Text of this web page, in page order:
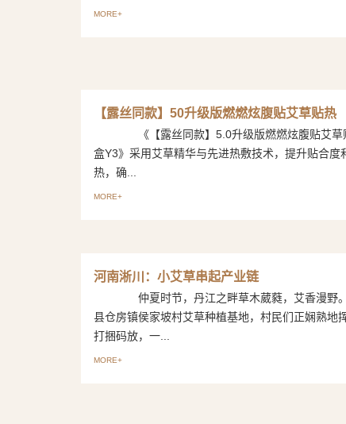
MORE+
【露丝同款】50升级版燃燃炫腹贴艾草贴热
《【露丝同款】5.0升级版燃燃炫腹贴艾草
盒Y3》采用艾草精华与先进热敷技术，提升贴合度
热，确...
MORE+
河南淅川：小艾草串起产业链
仲夏时节，丹江之畔草木葳蕤，艾香漫野。
县仓房镇侯家坡村艾草种植基地，村民们正娴熟地
打捆码放，一...
MORE+